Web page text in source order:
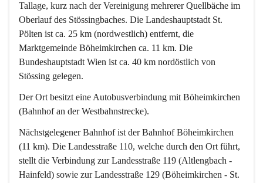
Tallage, kurz nach der Vereinigung mehrerer Quellbäche im
Oberlauf des Stössingbaches. Die Landeshauptstadt St.
Pölten ist ca. 25 km (nordwestlich) entfernt, die
Marktgemeinde Böheimkirchen ca. 11 km. Die
Bundeshauptstadt Wien ist ca. 40 km nordöstlich von
Stössing gelegen.
Der Ort besitzt eine Autobusverbindung mit Böheimkirchen
(Bahnhof an der Westbahnstrecke).
Nächstgelegener Bahnhof ist der Bahnhof Böheimkirchen
(11 km). Die Landesstraße 110, welche durch den Ort führt,
stellt die Verbindung zur Landesstraße 119 (Altlengbach -
Hainfeld) sowie zur Landesstraße 129 (Böheimkirchen - St.